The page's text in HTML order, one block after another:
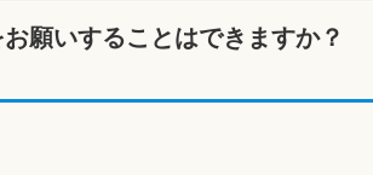
願いすることはできますか？